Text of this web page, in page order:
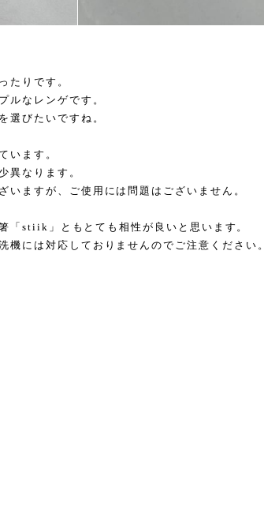
たりです。
ルなレンゲです。
選びたいですね。
います。
異なります。
いますが、ご使用には問題はございません。
「stiik」ともとても相性が良いと思います。
機には対応しておりませんのでご注意ください。